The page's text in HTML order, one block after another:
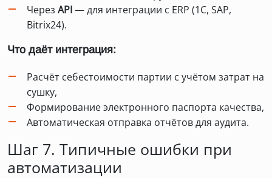
Через API— для интеграции с ERP (1С, SAP,
Bitrix24).
Что даёт интеграция:
Расчёт себестоимости партии с учётом затрат на
сушку,
Формирование электронного паспорта качества,
Автоматическая отправка отчётов для аудита.
Шаг 7. Типичные ошибки при
автоматизации